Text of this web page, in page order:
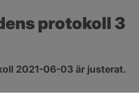
protokoll 3
2021-06-03 är justerat.
kB, öppnas i nytt fönster.